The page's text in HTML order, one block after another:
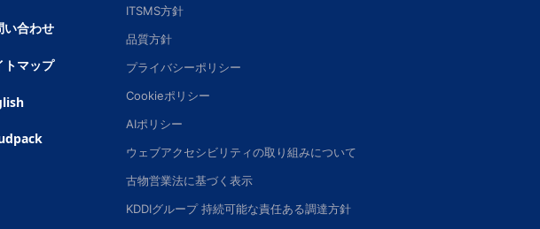
い合わせ
トマップ
ITSMS方針
品質方針
プライバシーポリシー
Cookieポリシー
AIポリシー
ウェブアクセシビリティの取り組みについて
古物営業法に基づく表示
KDDIグループ 持続可能な責任ある調達方針